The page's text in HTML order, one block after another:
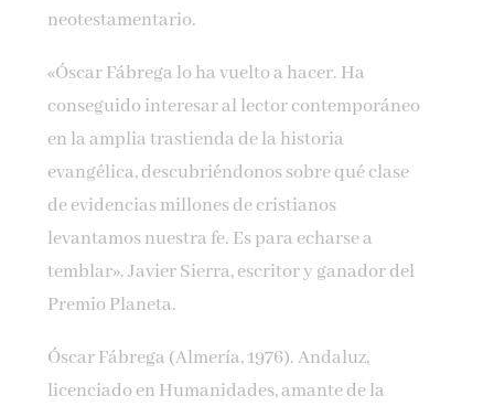
neotestamentario.
«Óscar Fábrega lo ha vuelto a hacer. Ha
conseguido interesar al lector contemporáneo
en la amplia trastienda de la historia
evangélica, descubriéndonos sobre qué clase
de evidencias millones de cristianos
levantamos nuestra fe. Es para echarse a
temblar». Javier Sierra, escritor y ganador del
Premio Planeta.
Óscar Fábrega (Almería, 1976). Andaluz,
licenciado en Humanidades, amante de la